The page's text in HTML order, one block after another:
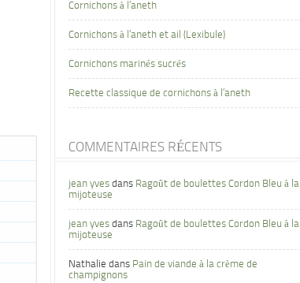
Cornichons à l’aneth
Cornichons à l’aneth et ail (Lexibule)
Cornichons marinés sucrés
Recette classique de cornichons à l’aneth
COMMENTAIRES RÉCENTS
jean yves dans Ragoût de boulettes Cordon Bleu à la
mijoteuse
jean yves dans Ragoût de boulettes Cordon Bleu à la
mijoteuse
Nathalie dans Pain de viande à la crème de
champignons